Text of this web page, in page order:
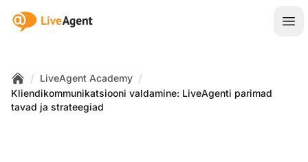
:site.title
Home
/ LiveAgent Academy /
Kliendikommunikatsiooni valdamine: LiveAgenti parimad
tavad ja strateegiad